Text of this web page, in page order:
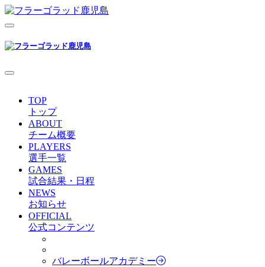
TOP
トップ
ABOUT
チーム概要
PLAYERS
選手一覧
GAMES
試合結果・日程
NEWS
お知らせ
OFFICIAL
公式コンテンツ
バレーボールアカデミー